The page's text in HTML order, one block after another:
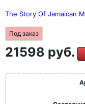
The Story Of Jamaican
Под заказ
21598 руб.